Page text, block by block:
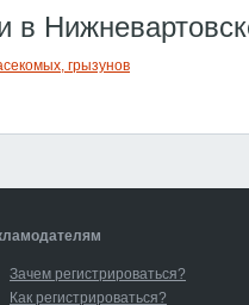
в
грызунов
Зачем регистрироваться?
Как регистрироваться?